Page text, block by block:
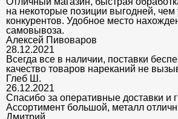
на некоторые позиции выгодней, чем
конкурентов. Удобное место
самовывоза.
Алексей Пивоваров
28.12.2021
Всегда все в наличии, поставки
качество товаров нареканий не
Глеб Ш.
26.12.2021
Спасибо за оперативные доставки и
Ассортимент большой, металл
Дмитрий